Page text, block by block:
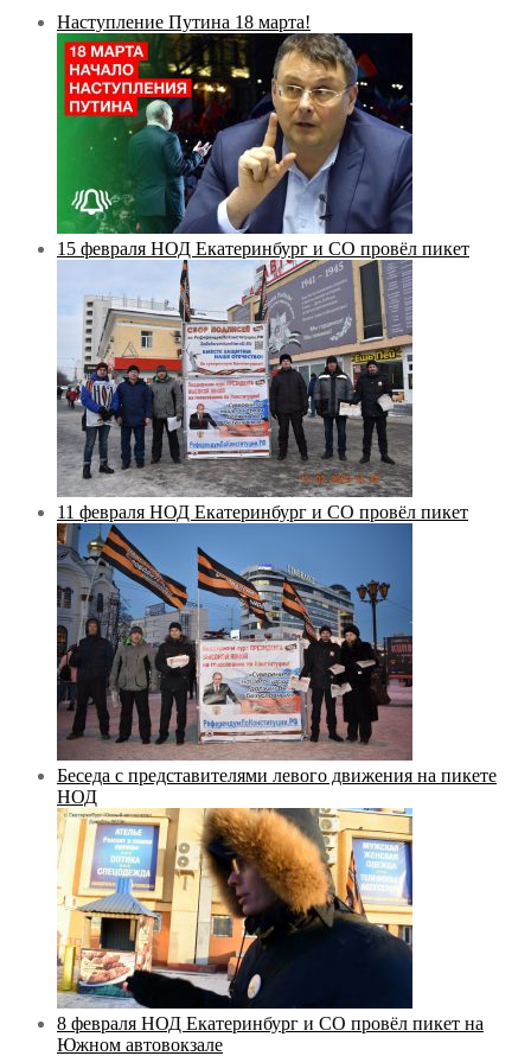
Наступление Путина 18 марта!
15 февраля НОД Екатеринбург и СО провёл пикет
11 февраля НОД Екатеринбург и СО провёл пикет
Беседа с представителями левого движения на пикете
НОД
8 февраля НОД Екатеринбург и СО провёл пикет на
Южном автовокзале